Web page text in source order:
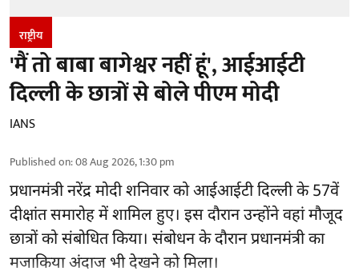
राष्ट्रीय
'मैं तो बाबा बागेश्वर नहीं हूं', आईआईटी
दिल्ली के छात्रों से बोले पीएम मोदी
IANS
Published on:08 Aug 2026, 1:30 pm
प्रधानमंत्री नरेंद्र मोदी शनिवार को आईआईटीदिल्लीके 57वें
दीक्षांत समारोह में शामिल हुए। इस दौरान उन्होंने वहां मौजूद
छात्रों को संबोधित किया। संबोधन के दौरान प्रधानमंत्री का
मजाकिया अंदाज भी देखने को मिला।